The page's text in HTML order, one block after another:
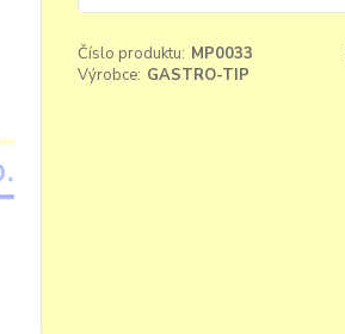
Číslo produktu: MP0033
Výrobce: GASTRO-TIP